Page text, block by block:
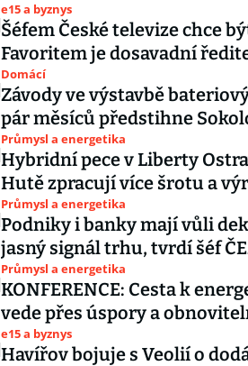
e15 a byznys
Šéfem České televize chce
Favoritem je dosavadní
Domácí
Závody ve výstavbě
pár měsíců předstihne
Průmysl a energetika
Hybridní pece v Liberty
Hutě zpracují více šrotu a
Průmysl a energetika
Podniky i banky mají vůli
jasný signál trhu, tvrdí šéf
Průmysl a energetika
KONFERENCE: Cesta k
vede přes úspory a
e15 a byznys
Havířov bojuje s Veolií o